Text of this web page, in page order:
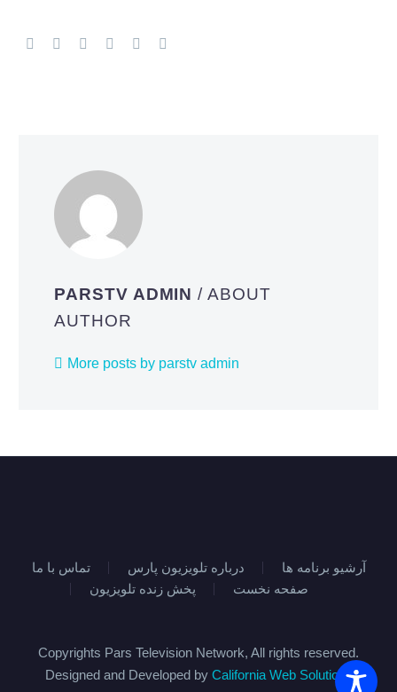
PARSTV ADMIN/ ABOUT
AUTHOR
More posts by parstv admin
تماس با ما درباره تلویزیون پارس
آرشیو برنامه ها
پخش زنده تلویزیون
صفحه نخست
Copyrights Pars Television Network, All rights reserved.
Designed and Developed by California Web Solutions